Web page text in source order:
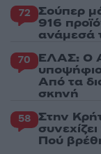
72 Σούπερ
916
ανάμεσά
70 ΕΛΑΣ: Ο
Από τα
σκηνή
58 Στην
Πού